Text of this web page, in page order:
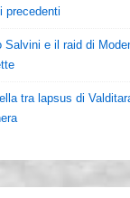
precedenti
Salvini e il raid di
tra lapsus di